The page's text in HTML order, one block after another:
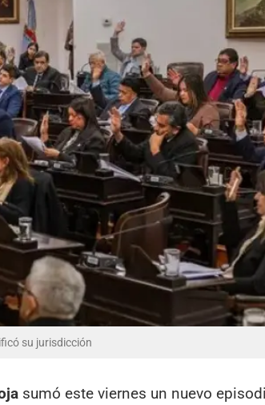
su jurisdicción
sumó este viernes un nuevo